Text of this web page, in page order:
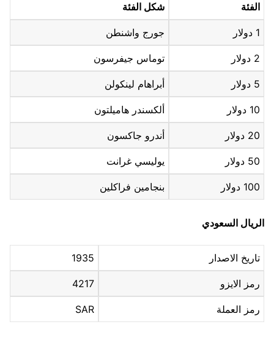
الفئة شكل الفئة
1 دولار جورج واشنطن
2 دولار توماس جيفرسون
5 دولار أبراهام لينكولن
10 دولار ألكسندر هاميلتون
20 دولار أندرو جاكسون
50 دولار يوليسي غرانت
100 دولار بنجامين فراكلين
الريال السعودي
تاريخ الاصدار 1935
رمز الايزو 4217
رمز العملة SAR